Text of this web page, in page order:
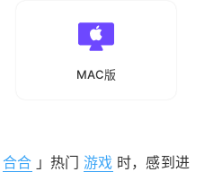
MAC版
合合 」热门 游戏 时，感到进